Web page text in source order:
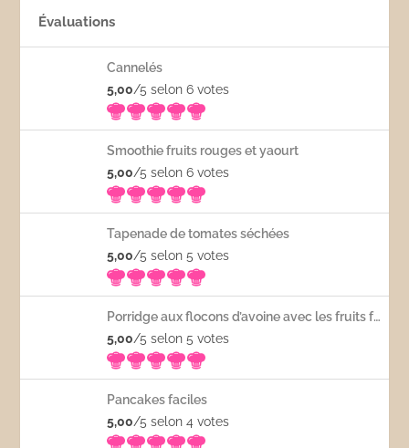
Évaluations
Cannelés
5,00/5 selon 6votes
Smoothie fruits rouges et yaourt
5,00/5 selon 6votes
Tapenade de tomates séchées
5,00/5 selon 5votes
Porridge aux flocons d’avoine avec les fruits frais
5,00/5 selon 5votes
Pancakes faciles
5,00/5 selon 4votes